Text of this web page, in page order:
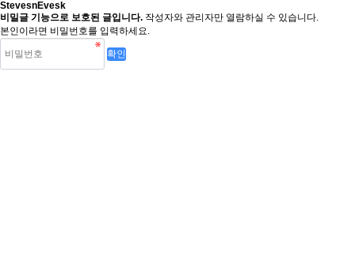
StevesnEvesk
비밀글 기능으로 보호된 글입니다. 작성자와 관리자만 열람하실 수 있습니다.
본인이라면 비밀번호를 입력하세요.